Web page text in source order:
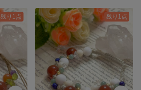
残り1点 残り1点